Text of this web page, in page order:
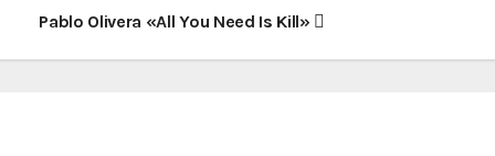
Pablo Olivera «All You Need Is Kill»